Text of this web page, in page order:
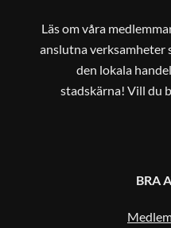
Läs om våra
anslutna verksamheter
den lokala
stadskärna! Vill du
BRA